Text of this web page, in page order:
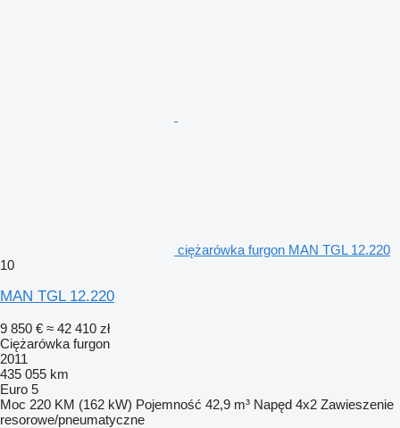
ciężarówka furgon MAN TGL 12.220
10
MAN TGL 12.220
9 850 € ≈ 42 410 zł
Ciężarówka furgon
2011
435 055 km
Euro 5
Moc 220 KM (162 kW) Pojemność 42,9 m³ Napęd 4x2 Zawieszenie
resorowe/pneumatyczne